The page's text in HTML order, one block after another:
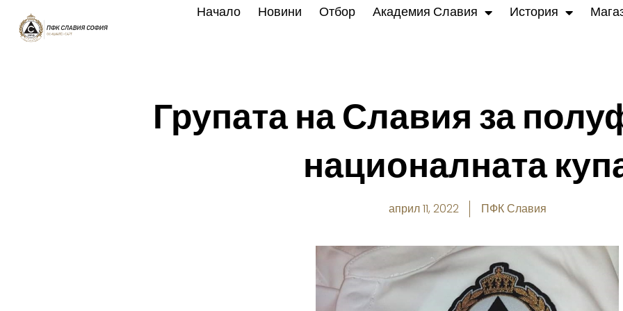
content
Начало Новини Отбор Академия Славия История
Групата на Славия за
националната
април 11, 2022 ПФК Славия